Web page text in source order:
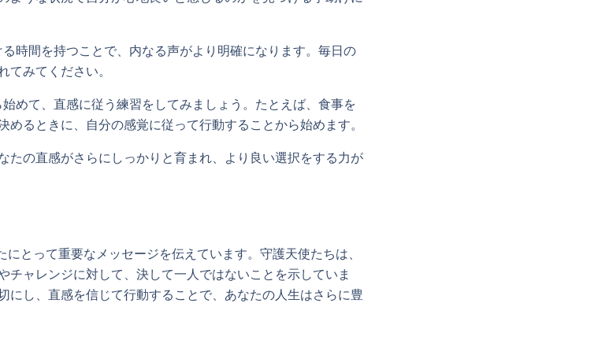
時間を持つことで、内なる声がより明確になります。毎日の
てみてください。
始めて、直感に従う練習をしてみましょう。たとえば、食事を
めるときに、自分の感覚に従って行動することから始めます。
たの直感がさらにしっかりと育まれ、より良い選択をする力が
とって重要なメッセージを伝えています。守護天使たちは、
チャレンジに対して、決して一人ではないことを示していま
にし、直感を信じて行動することで、あなたの人生はさらに豊